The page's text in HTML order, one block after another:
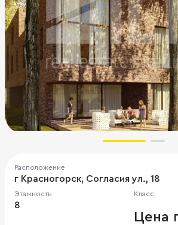
Расположение
г Красногорск, Согласия ул., 18
Этажность
8
Класс
Цена